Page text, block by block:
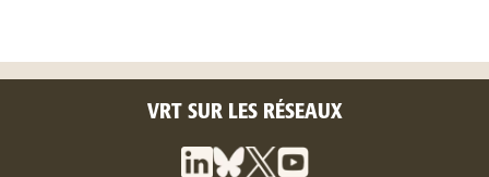
VRT SUR LES RÉSEAUX